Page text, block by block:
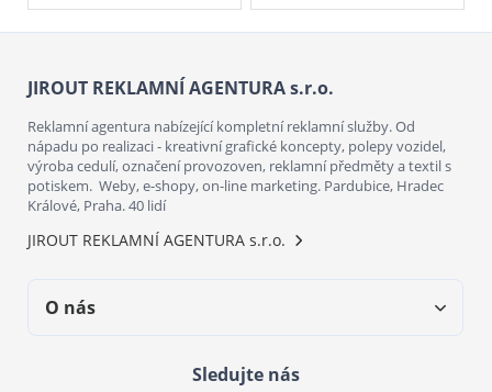
JIROUT REKLAMNÍ AGENTURA s.r.o.
Reklamní agentura nabízející kompletní reklamní služby. Od
nápadu po realizaci - kreativní grafické koncepty, polepy vozidel,
výroba cedulí, označení provozoven, reklamní předměty a textil s
potiskem. Weby, e-shopy, on-line marketing. Pardubice, Hradec
Králové, Praha. 40 lidí
JIROUT REKLAMNÍ AGENTURA s.r.o.
O nás
Sledujte nás